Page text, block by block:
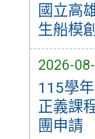
國立高
生船模
2026-
115學
正義課
團申請